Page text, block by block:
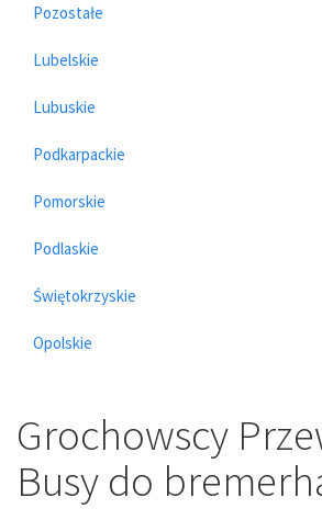
Pozostałe
Lubelskie
Lubuskie
Podkarpackie
Pomorskie
Podlaskie
Świętokrzyskie
Opolskie
Grochowscy
Busy do